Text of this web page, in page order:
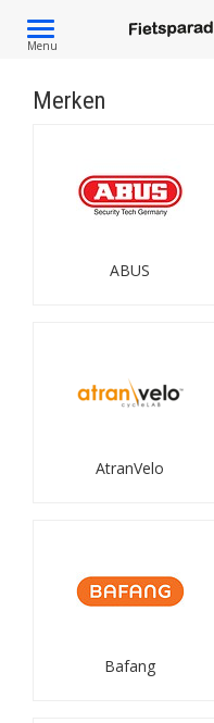
Toggle
navigation
Menu
Merken
ABUS
AtranVelo
Bafang